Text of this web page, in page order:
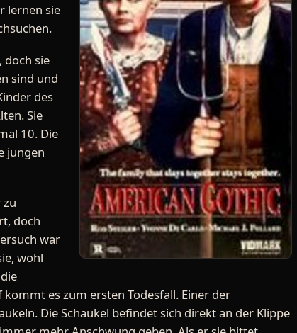
lernen sie
doch sie
sind und
des
Sie
10. Die
jungen
zu
doch
war
wohl
kommt es zum ersten Todesfall. Einer der
Die Schaukel befindet sich direkt an der Klippe